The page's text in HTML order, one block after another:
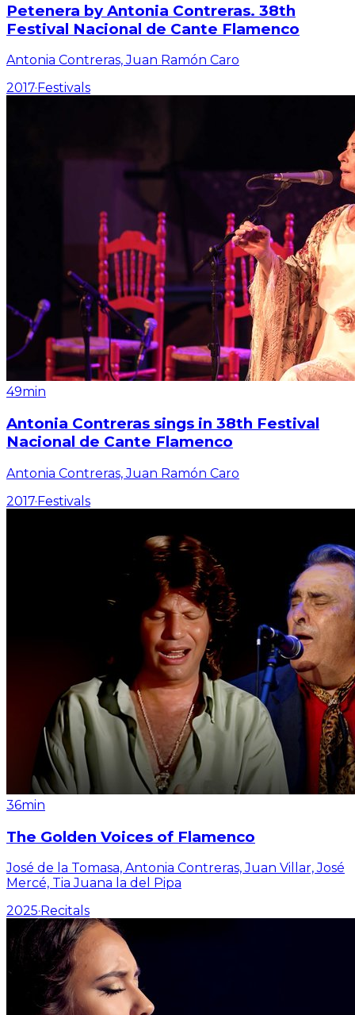
Petenera by Antonia Contreras. 38th
Festival Nacional de Cante Flamenco
Antonia Contreras, Juan Ramón Caro
2017· Festivals
49min
Antonia Contreras sings in 38th Festival
Nacional de Cante Flamenco
Antonia Contreras, Juan Ramón Caro
2017·Festivals
36min
The Golden Voices of Flamenco
José de la Tomasa, Antonia Contreras, Juan Villar, José
Mercé, Tia Juana la del Pipa
2025· Recitals